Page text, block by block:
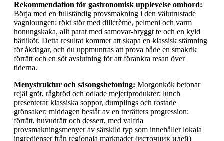
Rekommendation för gastronomisk upplevelse ombord:
Börja med en fullständig provsmakning i den välutrustade
vagnloungen: rökt stör med dillcrème, pelmeni och varm
honungskaka, allt parat med samovar-bryggt te och en kyld
bärlikör. Detta resultat kommer att skapa en klassisk stämning
för åkdagar, och du uppmuntras att prova både en smakrik
förrätt och en söt avslutning för att förankra resan över
tiderna.
Menystruktur och säsongsbetoning: Morgonkök betonar
rejäl gröt, rågbröd och odlade mejeriprodukter; lunch
presenterar klassiska soppor, dumplings och rostade
grönsaker; middagen består av en trerätters progression:
förrätt, huvudrätt och dessert, med valfria
provsmakningsmenyer av särskild typ som innehåller lokala
ingredienser från regionala marknader (источник идей)